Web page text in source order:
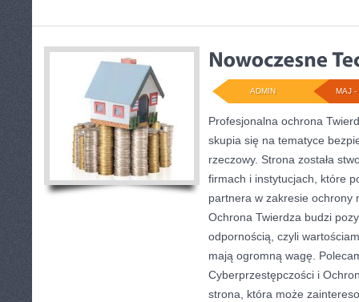
MAJ -
ADMIN
Profesjonalna ochrona
skupia się na tematyce
rzeczowy. Strona została
firmach i instytucjach, które
partnera w zakresie ochrony
Ochrona Twierdza budzi
odpornością, czyli
mają ogromną wagę.
Cyberprzestępczości i
strona, która może